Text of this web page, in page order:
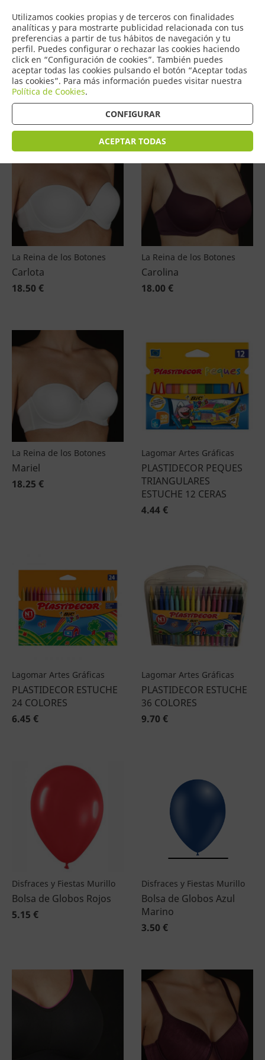
Utilizamos cookies propias y de terceros con finalidades
analíticas y para mostrarte publicidad relacionada con tus
preferencias a partir de tus hábitos de navegación y tu
perfil. Puedes configurar o rechazar las cookies haciendo
click en “Configuración de cookies”. También puedes
aceptar todas las cookies pulsando el botón “Aceptar todas
las cookies”. Para más información puedes visitar nuestra
Política de Cookies.
CONFIGURAR
ACEPTAR TODAS
0
COMERCIO
DE TORRIJOS
Productos (4579)
Ordenar por precio
La Reina de los Botones
Carlota
18.50 €
La Reina de los Botones
Carolina
18.00 €
La Reina de los Botones
Mariel
18.25 €
Lagomar Artes Gráficas
PLASTIDECOR PEQUES
TRIANGULARES
ESTUCHE 12 CERAS
4.44 €
Lagomar Artes Gráficas
PLASTIDECOR ESTUCHE
24 COLORES
6.45 €
Lagomar Artes Gráficas
PLASTIDECOR ESTUCHE
36 COLORES
9.70 €
Disfraces y Fiestas Murillo
Bolsa de Globos Rojos
5.15 €
Disfraces y Fiestas Murillo
Bolsa de Globos Azul
Marino
3.50 €